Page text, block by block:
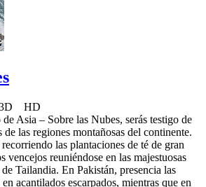
HD
Asia – Sobre las Nubes, serás testigo de
las regiones montañosas del continente.
las plantaciones de té de gran
vencejos reuniéndose en las majestuosas
Tailandia. En Pakistán, presencia las
acantilados escarpados, mientras que en